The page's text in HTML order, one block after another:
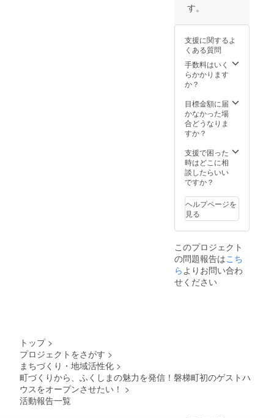
期間中
通常価
格：
4500円
／1泊)
(※暖房
円) ・
オー
ナーが
空いた
観光地
のアテ
ンドを
しま
お試し
移住に
も、オ
スス
効 ・貸
でのイ
ベント
開催券
※年1回
お、お
好きに
お選び
いただ
けま
す。
款に同
意いた
だく必
要がご
す。 ※
社員の
方は全
員利用
員の一
親等ま
で
OK！。
ある場
合の
み。リ
ターン
到着日
で ・ア
クティ
す。
支援に関するよ
くある質問
手数料はいく
らかかります
か？
目標金額に届
かなかった場
合どうなりま
すか？
支援で困った
時はどこに相
談したらいい
ですか？
ヘルプページを
見る
このプロジェクト
の問題報告はこち
ら よりお問い合わ
せください
トップ >
プロジェクトをさがす >
まちづくり・地域活性化 >
町づくりから、ふくしまの魅力を発信！磐梯町初のゲストハ
ウスをオープンさせたい！ >
活動報告一覧